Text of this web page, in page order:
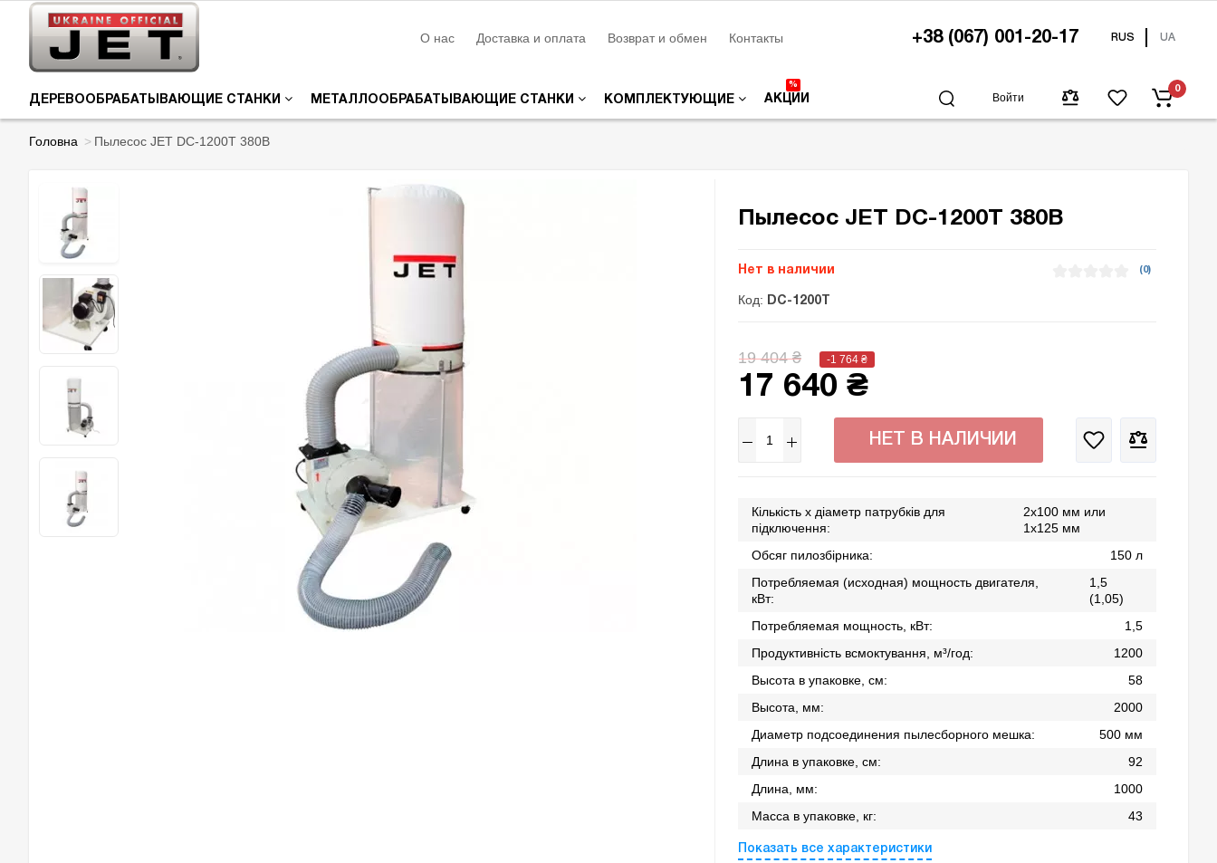
О нас Доставка и оплата Возврат и обмен Контакты +38 (067) 001-20-17 RUS UA
ДЕРЕВООБРАБАТЫВАЮЩИЕ СТАНКИ МЕТАЛЛООБРАБАТЫВАЮЩИЕ СТАНКИ КОМПЛЕКТУЮЩИЕ
%
АКЦИИ Войти
0
Головна Пылесос JET DC-1200T 380В
Пылесос JET DC-1200T 380В
Нет в наличии (0)
Код: DC-1200T
19 404 ₴ -1 764₴
17 640 ₴
НЕТ В НАЛИЧИИ
Кількість х діаметр патрубків для
підключення:
2х100 мм или
1х125 мм
Обсяг пилозбірника:
150 л
Потребляемая (исходная) мощность двигателя,
кВт:
1,5
(1,05)
Потребляемая мощность, кВт:
1,5
Продуктивність всмоктування, м³/год:
1200
Высота в упаковке, см:
58
Высота, мм:
2000
Диаметр подсоединения пылесборного мешка:
500 мм
Длина в упаковке, см:
92
Длина, мм:
1000
Масса в упаковке, кг:
43
Показать все характеристики